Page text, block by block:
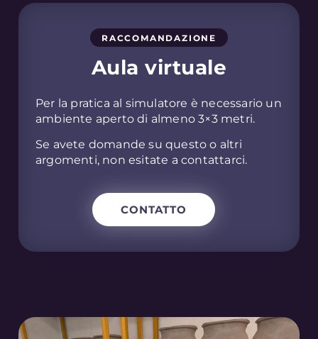
RACCOMANDAZIONE
Aula virtuale
Per la pratica al simulatore è necessario un
ambiente aperto di almeno 3×3 metri.
Se avete domande su questo o altri
argomenti, non esitate a contattarci.
CONTATTO